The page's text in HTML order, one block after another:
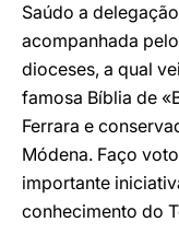
Saúdo a
acompanhada
dioceses, a qual
famosa Bíblia de
Ferrara e
Módena. Faço
importante
conhecimento do